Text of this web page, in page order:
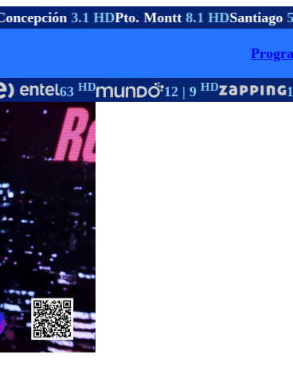
3.1 HDPto. Montt8.1 HDSantiago
63HD 12 | 9HD